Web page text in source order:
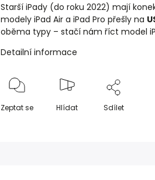
Starší iPady (do roku 2022) mají
modely iPad Air a iPad Pro přešly na
oběma typy – stačí nám říct model
Detailní informace
Zeptat se Hlídat Sdílet